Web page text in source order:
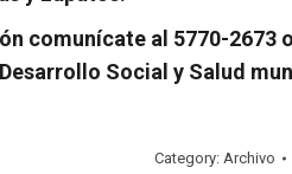
comunícate al 5770-2673
Social y Salud
Category: Archivo